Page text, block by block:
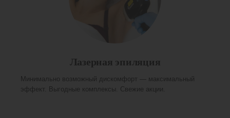
Лазерная эпиляция
Минимально возможный дискомфорт — максимальный
эффект. Выгодные комплексы. Свежие акции.